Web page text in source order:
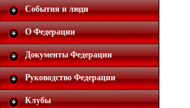
События и люди
О Федерации
Документы Федерации
Руководство Федерации
Клубы